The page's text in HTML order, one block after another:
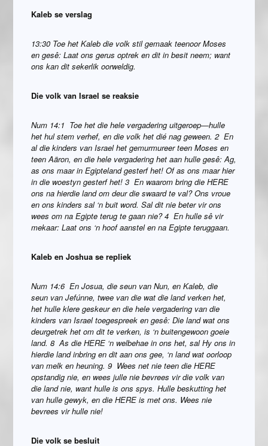
Kaleb se verslag
13:30 Toe het Kaleb die volk stil gemaak teenoor Moses
en gesê: Laat ons gerus optrek en dit in besit neem; want
ons kan dit sekerlik oorweldig.
Die volk van Israel se reaksie
Num 14:1 Toe het die hele vergadering uitgeroep—hulle
het hul stem verhef, en die volk het dié nag geween. 2 En
al die kinders van Israel het gemurmureer teen Moses en
teen Aäron, en die hele vergadering het aan hulle gesê: Ag,
as ons maar in Egipteland gesterf het! Of as ons maar hier
in die woestyn gesterf het! 3 En waarom bring die HERE
ons na hierdie land om deur die swaard te val? Ons vroue
en ons kinders sal ‘n buit word. Sal dit nie beter vir ons
wees om na Egipte terug te gaan nie? 4 En hulle sê vir
mekaar: Laat ons ‘n hoof aanstel en na Egipte teruggaan.
Kaleb en Joshua se repliek
Num 14:6 En Josua, die seun van Nun, en Kaleb, die
seun van Jefúnne, twee van die wat die land verken het,
het hulle klere geskeur en die hele vergadering van die
kinders van Israel toegespreek en gesê: Die land wat ons
deurgetrek het om dit te verken, is ‘n buitengewoon goeie
land. 8 As die HERE ‘n welbehae in ons het, sal Hy ons in
hierdie land inbring en dit aan ons gee, ‘n land wat oorloop
van melk en heuning. 9 Wees net nie teen die HERE
opstandig nie, en wees julle nie bevrees vir die volk van
die land nie, want hulle is ons spys. Hulle beskutting het
van hulle gewyk, en die HERE is met ons. Wees nie
bevrees vir hulle nie!
Die volk se besluit